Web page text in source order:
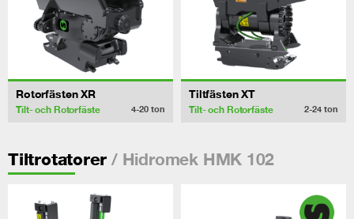
Rotorfästen XR
Tilt- och Rotorfäste 4-20 ton
Tiltfästen XT
Tilt- och Rotorfäste 2-24 ton
Tiltrotatorer / Hidromek HMK 102